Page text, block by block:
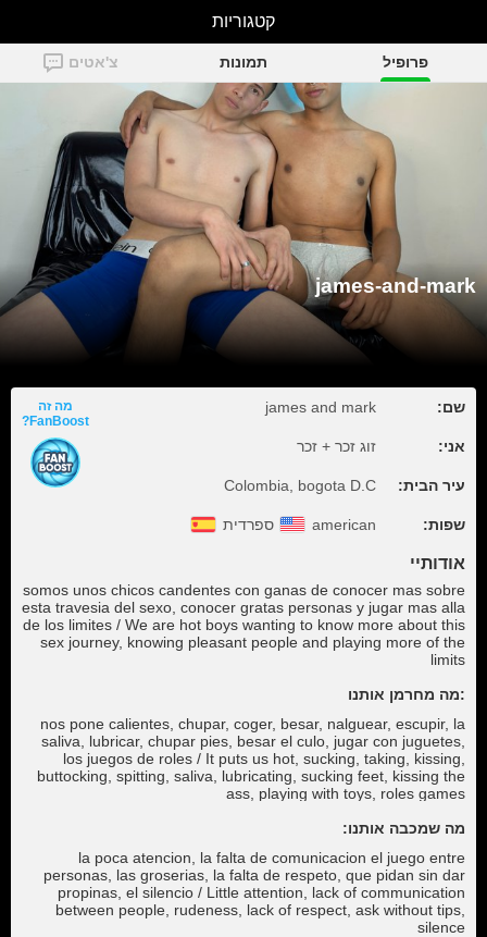
james-and-mark
פרופיל תמונות צ'אטים
james-and-mark
שם: james and mark
אני: זוג זכר + זכר
עיר הבית: Colombia, bogota D.C
שפות: american ספרדית
מה זה
FanBoost?
אודותיי
somos unos chicos candentes con ganas de conocer mas sobre
esta travesia del sexo, conocer gratas personas y jugar mas alla
de los limites / We are hot boys wanting to know more about this
sex journey, knowing pleasant people and playing more of the
limits
:מה מחרמן אותנו
nos pone calientes, chupar, coger, besar, nalguear, escupir, la
saliva, lubricar, chupar pies, besar el culo, jugar con juguetes,
los juegos de roles / It puts us hot, sucking, taking, kissing,
buttocking, spitting, saliva, lubricating, sucking feet, kissing the
ass, playing with toys, roles games
מה שמכבה אותנו:
la poca atencion, la falta de comunicacion el juego entre
personas, las groserias, la falta de respeto, que pidan sin dar
propinas, el silencio / Little attention, lack of communication
between people, rudeness, lack of respect, ask without tips,
silence
קטגוריות